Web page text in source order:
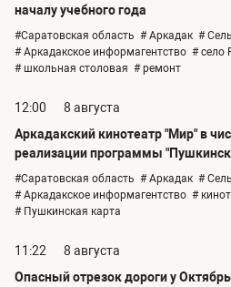
началу учебного года
#Саратовская область # Аркадак #
# Аркадакское информагентство # село
# школьная столовая # ремонт
12:00
8 августа
Аркадакский кинотеатр "Мир" в
реализации программы
#Саратовская область # Аркадак #
# Аркадакское информагентство #
# Пушкинская карта
11:22
8 августа
Опасный отрезок дороги у